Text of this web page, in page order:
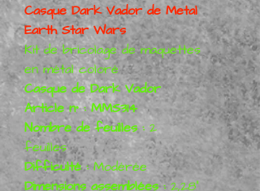
Casque Dark Vador de Metal
Earth Star Wars
Kit de bricolage de maquettes
en métal coloré
Casque de Dark Vador
Article n° : MMS314
Nombre de feuilles : 2
feuilles
Difficulté :Modérée
Dimensions assemblées : 2,28"